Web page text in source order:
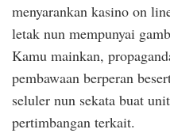
menyarankan kasino on
letak nun mempunyai
Kamu mainkan,
pembawaan berperan
seluler nun sekata buat
pertimbangan terkait.